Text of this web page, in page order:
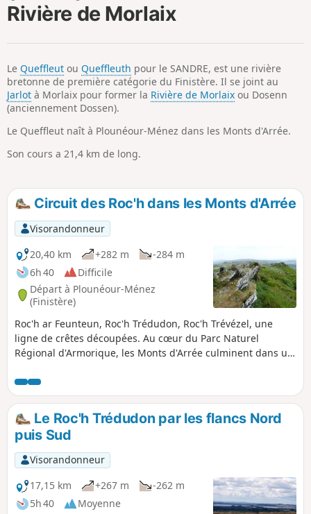
Rivière de Morlaix
Le Queffleut ou Queffleuth pour le SANDRE, est une rivière
bretonne de première catégorie du Finistère. Il se joint au
Jarlot à Morlaix pour former la Rivière de Morlaix ou Dosenn
(anciennement Dossen).
Le Queffleut naît à Plounéour-Ménez dans les Monts d'Arrée.
Son cours a 21,4 km de long.
Circuit des Roc'h dans les Monts d'Arrée
Visorandonneur
20,40 km
+282 m
-284 m
6h 40
Difficile
Départ à Plounéour-Ménez
(Finistère)
Roc'h ar Feunteun, Roc'h Trédudon, Roc'h Trévézel, une
ligne de crêtes découpées. Au cœur du Parc Naturel
Régional d'Armorique, les Monts d'Arrée culminent dans un
paysages, se dégage une impression surprenante,
empreinte à la fois d'irréel, de mystère mais aussi
d’authenticité, que nous connaissons bien en Bretagne
intérieure.
Le Roc'h Trédudon par les flancs Nord
puis Sud
Visorandonneur
17,15 km
+267 m
-262 m
5h 40
Moyenne